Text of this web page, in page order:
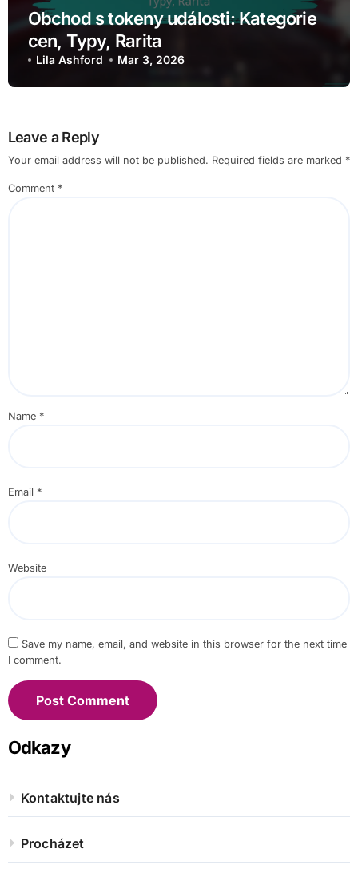
Obchod s tokeny události: Kategorie
cen, Typy, Rarita
Lila Ashford Mar 3, 2026
Leave a Reply
Your email address will not be published. Required fields are marked *
Comment *
Name *
Email *
Website
Save my name, email, and website in this browser for the next time
I comment.
Odkazy
Kontaktujte nás
Procházet